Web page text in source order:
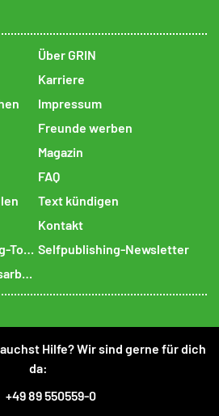
Über GRIN
Karriere
Impressum
Freunde werben
Magazin
FAQ
Text kündigen
Kontakt
Schreib- und Publishing-Tools Selfpublishing-Newsletter
Recherche für die Hausarbeit
Hilfe? Wir sind gerne für dich
da:
+49 89 550559-0